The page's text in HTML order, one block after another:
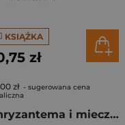
KSIĄŻKA
zł
zł - sugerowana cena
Chryzantema i miecz. Wzory kultury japońskiej wyd. 4